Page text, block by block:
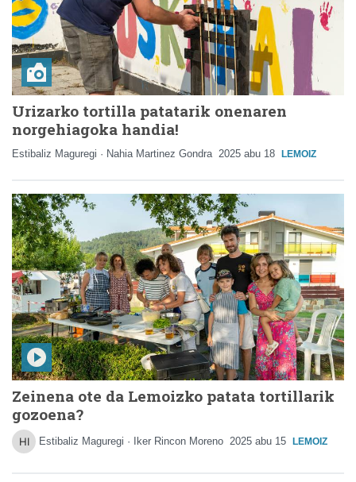
Urizarko tortilla patatarik onenaren
norgehiagoka handia!
Estibaliz Maguregi · Nahia Martinez Gondra 2025 abu 18 LEMOIZ
Zeinena ote da Lemoizko patata tortillarik
gozoena?
Estibaliz Maguregi · Iker Rincon Moreno 2025 abu 15 LEMOIZ